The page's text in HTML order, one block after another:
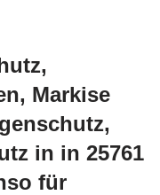
Markise
in in 25761
für